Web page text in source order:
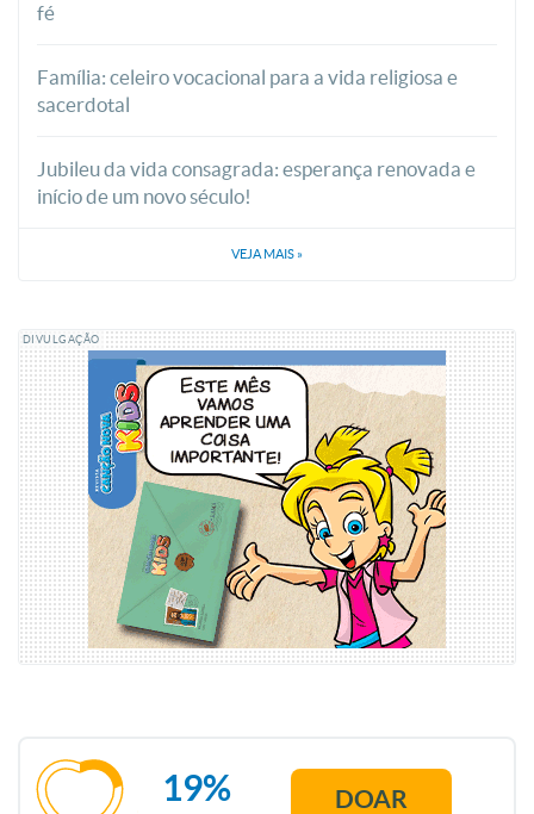
fé
Família: celeiro vocacional para a vida religiosa e
sacerdotal
Jubileu da vida consagrada: esperança renovada e
início de um novo século!
VEJA MAIS »
DIVULGAÇÃO
19% DOAR